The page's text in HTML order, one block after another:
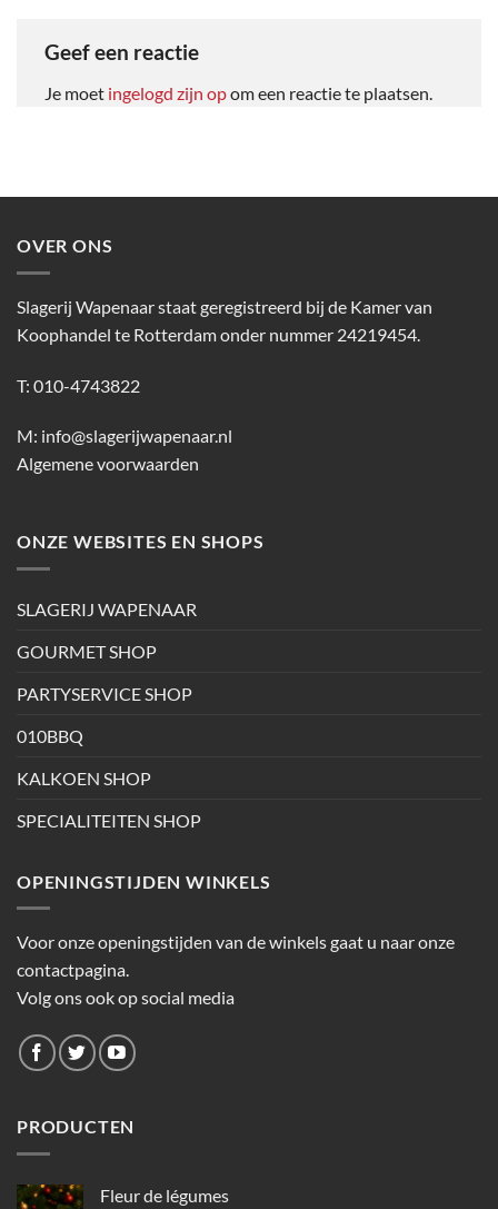
Geef een reactie
Je moet ingelogd zijn opom een reactie te plaatsen.
OVER ONS
Slagerij Wapenaar staat geregistreerd bij de Kamer van
Koophandel te Rotterdam onder nummer 24219454.
T: 010-4743822
M: info@slagerijwapenaar.nl
Algemene voorwaarden
ONZE WEBSITES EN SHOPS
SLAGERIJ WAPENAAR
GOURMET SHOP
PARTYSERVICE SHOP
010BBQ
KALKOEN SHOP
SPECIALITEITEN SHOP
OPENINGSTIJDEN WINKELS
Voor onze openingstijden van de winkels gaat u naar onze
contactpagina.
Volg ons ook op social media
PRODUCTEN
Fleur de légumes